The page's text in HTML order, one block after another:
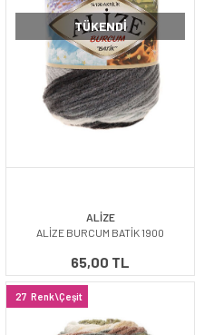
TÜKENDI
ALİZE
ALİZE BURCUM BATİK 1900
65,00 TL
27 Renk\Çeşit